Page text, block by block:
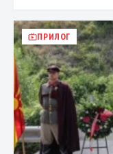
ПРИЛОГ